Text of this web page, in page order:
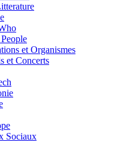
et Organismes
et Concerts
Sociaux